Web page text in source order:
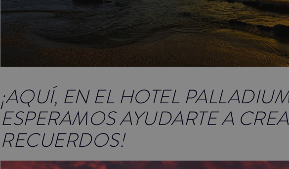
¡AQUÍ, EN EL HOTEL
ESPERAMOS AYUDARTE A
RECUERDOS!